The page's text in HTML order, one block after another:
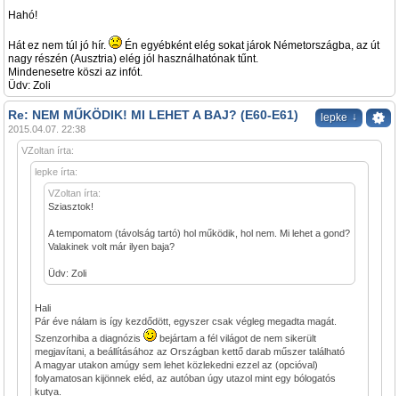
Hahó!
Hát ez nem túl jó hír.
Én egyébként elég sokat járok Németországba, az út
nagy részén (Ausztria) elég jól használhatónak tűnt.
Mindenesetre köszi az infót.
Üdv: Zoli
lepke ↓
Re: NEM MŰKÖDIK! MI LEHET A BAJ? (E60-E61)
2015.04.07. 22:38
VZoltan írta:
lepke írta:
VZoltan írta:
Sziasztok!
A tempomatom (távolság tartó) hol működik, hol nem. Mi lehet a gond?
Valakinek volt már ilyen baja?
Üdv: Zoli
Hali
Pár éve nálam is így kezdődött, egyszer csak végleg megadta magát.
Szenzorhiba a diagnózis
bejártam a fél világot de nem sikerült
megjavítani, a beállításához az Országban kettő darab műszer található
A magyar utakon amúgy sem lehet közlekedni ezzel az (opcióval)
folyamatosan kijönnek eléd, az autóban úgy utazol mint egy bólogatós
kutya.